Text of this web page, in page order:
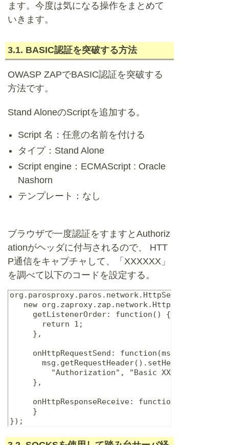
ます。今度は気になる操作をまとめて
いきます。
3.1. BASIC認証を突破する方法
OWASP ZAPでBASIC認証を突破する
方法です。
Stand AloneのScriptを追加する。
Script 名：任意の名前を付ける
タイプ：Stand Alone
Script engine：ECMAScript : Oracle
Nashorn
テンプレート：なし
ブラウザで一度認証をすますとAuthoriz
ationがヘッダに付与されるので、 HTT
P通信をキャプチャして、「XXXXXX」
を調べて以下のコードを設定する。
new
     getListenerOrder: function() {
       return 1;
     },
onHttpRequestSend: function(msg,
       msg.getRequestHeader().setHeader(
         "Authorization", "Basic XXXXXX");
     },
onHttpResponseReceive: function(msg,
     }